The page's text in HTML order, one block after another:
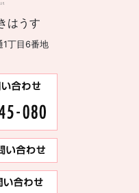
はうす
1丁目6番地